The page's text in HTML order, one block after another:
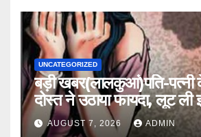
UNCATEGORIZED
बड़ी खबर(लालकुआं)पति-
दोस्त ने उठाया फायदा, लूट
AUGUST 7, 2026 ADMIN